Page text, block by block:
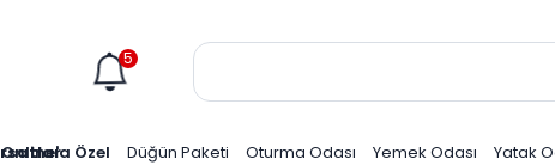
5
Online'a Özel Düğün Paketi Oturma Odası Yemek Odası Yatak